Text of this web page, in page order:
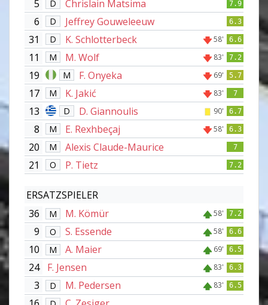
5 D Chrislain Matsima 7.9
6 D Jeffrey Gouweleeuw 6.3
31 D K. Schlotterbeck 58' 6.6
11 M M. Wolf 83' 7.2
19 M F. Onyeka 69' 5.7
17 M K. Jakić 83' 7
13 D D. Giannoulis 90' 6.7
8 M E. Rexhbeçaj 58' 6.3
20 M Alexis Claude-Maurice 7
21 O P. Tietz 7.2
ERSATZSPIELER
36
M M. Kömür 58' 7.2
9 O S. Essende 58' 6.6
10 M A. Maier 69' 6.5
24 F. Jensen 83' 6.3
3 D M. Pedersen 83' 6.5